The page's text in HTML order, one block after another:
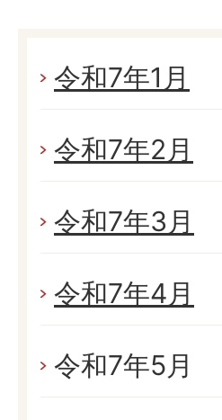
令和7年1月
令和7年2月
令和7年3月
令和7年4月
令和7年5月